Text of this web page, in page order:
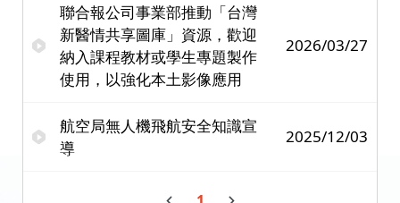
聯合報公司事業部推動「台灣
新醫情共享圖庫」資源，歡迎
納入課程教材或學生專題製作
使用，以強化本土影像應用
2026/03/27
航空局無人機飛航安全知識宣
導
2025/12/03